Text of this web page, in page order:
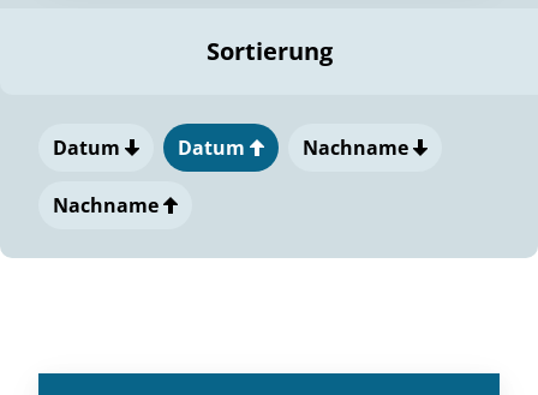
Sortierung
Datum Datum Nachname
Nachname